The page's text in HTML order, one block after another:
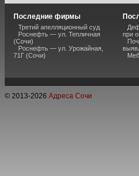
Последние фирмы
Третий апелляционный суд
Роснефть — ул. Тепличная
(Сочи)
Роснефть — ул. Урожайная,
71Г (Сочи)
при
© 2013-2026 Адреса Сочи